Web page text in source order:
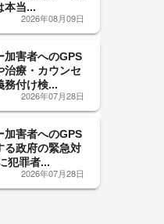
本当...
2026年08月09日
加害者へのGPS
治療・カウンセ
務付け検...
2026年07月28日
加害者へのGPS
る政府の緊急対
犯罪者...
2026年07月28日